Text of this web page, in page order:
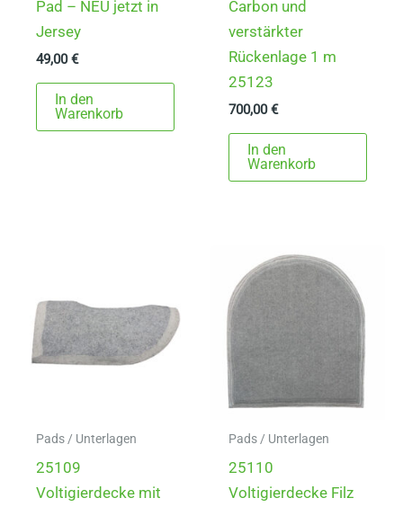
Pad – NEU jetzt in
Jersey
49,00€
In den
Warenkorb
Carbon und
verstärkter
Rückenlage 1 m
25123
700,00€
In den
Warenkorb
Pads / Unterlagen
25109
Voltigierdecke mit
Pads / Unterlagen
25110
Voltigierdecke Filz